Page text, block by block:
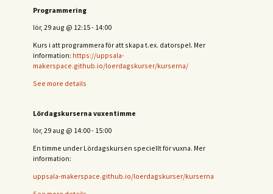
Programmering
lör, 29 aug @ 12:15- 14:00
Kurs i att programmera för att skapa t.ex. datorspel. Mer
information: https://uppsala-
makerspace.github.io/loerdagskurser/kurserna/
See more details
Lördagskurserna vuxentimme
lör, 29 aug @ 14:00- 15:00
En timme under Lördagskursen speciellt för vuxna. Mer
information:
uppsala-makerspace.github.io/loerdagskurser/kurserna